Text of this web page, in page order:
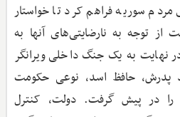
مردم سوریه فراهم کرد تا خواستار
از توجه به نارضایتی‌های آنها به
نهایت به یک جنگ داخلی ویرانگر
پدرش، حافظ اسد، نوعی حکومت
را در پیش گرفت. دولت، کنترل